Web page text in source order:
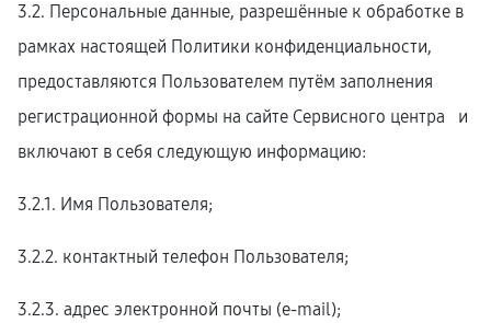
3.2. Персональные данные, разрешённые к обработке в
рамках настоящей Политики конфиденциальности,
предоставляются Пользователем путём заполнения
регистрационной формы на cайте Сервисного центра и
включают в себя следующую информацию:
3.2.1. Имя Пользователя;
3.2.2. контактный телефон Пользователя;
3.2.3. адрес электронной почты (e-mail);